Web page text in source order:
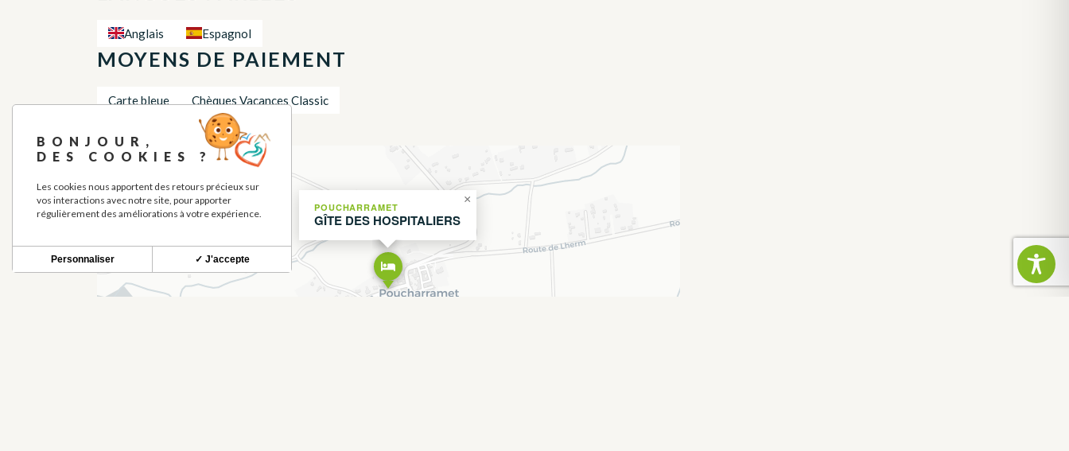
Anglais Espagnol
MOYENS DE PAIEMENT
Carte bleue Chèques Vacances Classic
LOCALISATION
POUCHARRAMET
GÎTE DES HOSPITALIERS
×
+
−
BONJOUR,
DES COOKIES ?
Les cookies nous apportent des retours précieux sur
vos interactions avec notre site, pour apporter
régulièrement des améliorations à votre expérience.
✓ J'accepte
Personnaliser